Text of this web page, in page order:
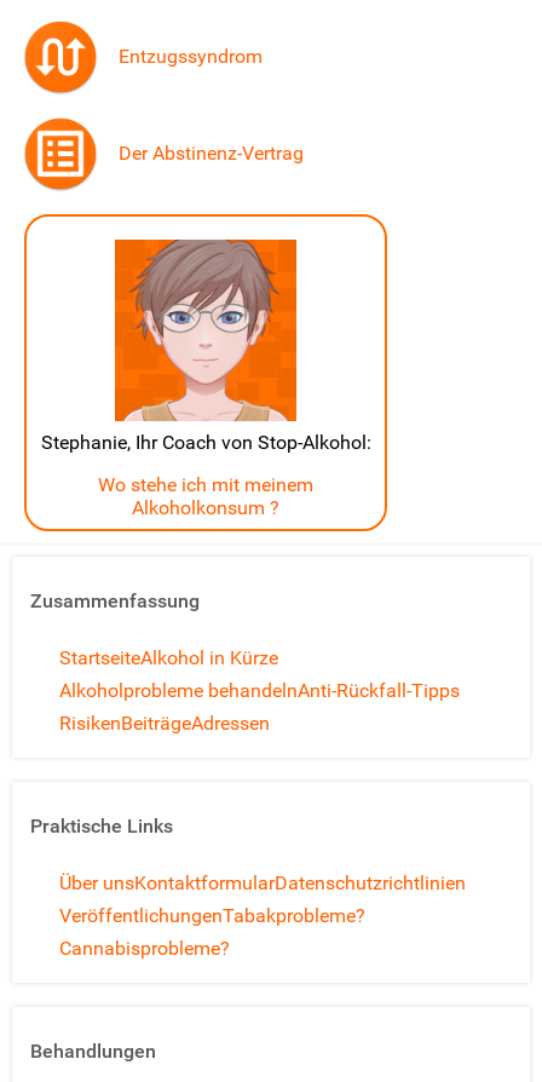
Entzugssyndrom
Der Abstinenz-Vertrag
Stephanie, Ihr Coach von Stop-Alkohol:
Wo stehe ich mit meinem
Alkoholkonsum ?
Zusammenfassung
StartseiteAlkohol in Kürze
Alkoholprobleme behandelnAnti-Rückfall-Tipps
RisikenBeiträgeAdressen
Praktische Links
Über unsKontaktformularDatenschutzrichtlinien
VeröffentlichungenTabakprobleme?
Cannabisprobleme?
Behandlungen